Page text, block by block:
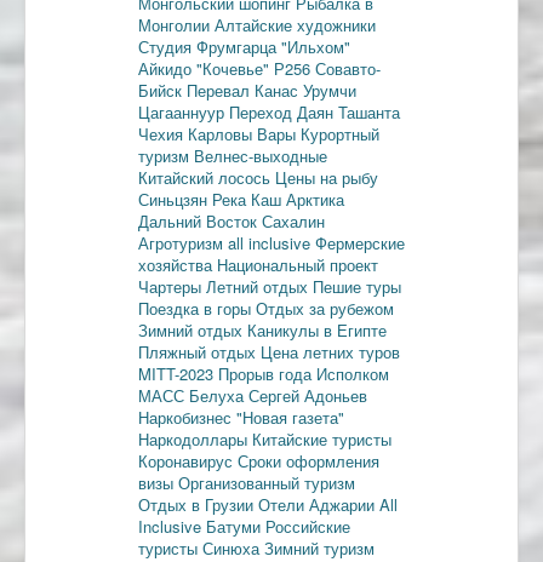
Монголии Алтайские художники
Студия Фрумгарца "Ильхом"
Айкидо "Кочевье" Р256 Совавто-
Бийск Перевал Канас Урумчи
Цагааннуур Переход Даян Ташанта
Чехия Карловы Вары Курортный
туризм Велнес-выходные
Китайский лосось Цены на рыбу
Синьцзян Река Каш Арктика
Дальний Восток Сахалин
Агротуризм all inclusive Фермерские
хозяйства Национальный проект
Чартеры Летний отдых Пешие туры
Поездка в горы Отдых за рубежом
Зимний отдых Каникулы в Египте
Пляжный отдых Цена летних туров
MITT-2023 Прорыв года Исполком
МАСС Белуха Сергей Адоньев
Наркобизнес "Новая газета"
Наркодоллары Китайские туристы
Коронавирус Сроки оформления
визы Организованный туризм
Отдых в Грузии Отели Аджарии All
Inclusive Батуми Российские
туристы Синюха Зимний туризм